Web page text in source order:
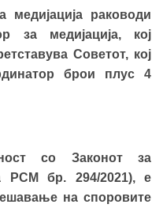
раководи
за медијација, кој
Советот, кој
брои плус 4
со Законот за
РСМ бр. 294/2021), е
на споровите